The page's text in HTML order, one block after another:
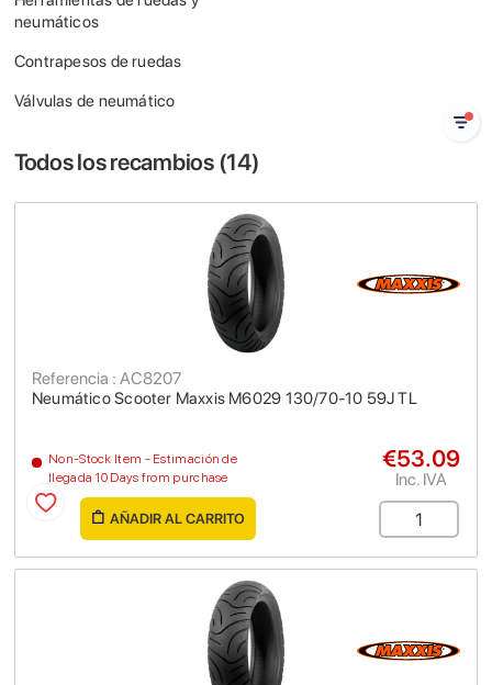
neumáticos
Contrapesos de ruedas
Válvulas de neumático
Todos los recambios (14)
Neumático Scooter Maxxis M6029 130/70-10 59J TL
Referencia : AC8207
Non-Stock Item - Estimación de
llegada 10 Days from purchase
€53.09
Inc. IVA
AÑADIR AL CARRITO